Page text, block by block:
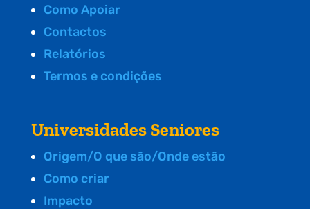
Como Apoiar
Contactos
Relatórios
Termos e condições
Universidades Seniores
Origem/O que são/Onde estão
Como criar
Impacto